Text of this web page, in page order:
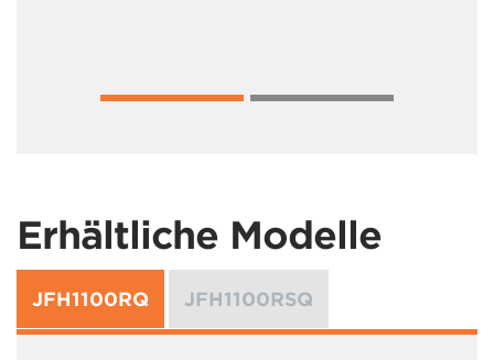
Erhältliche Modelle
JFH1100RQ JFH1100RSQ